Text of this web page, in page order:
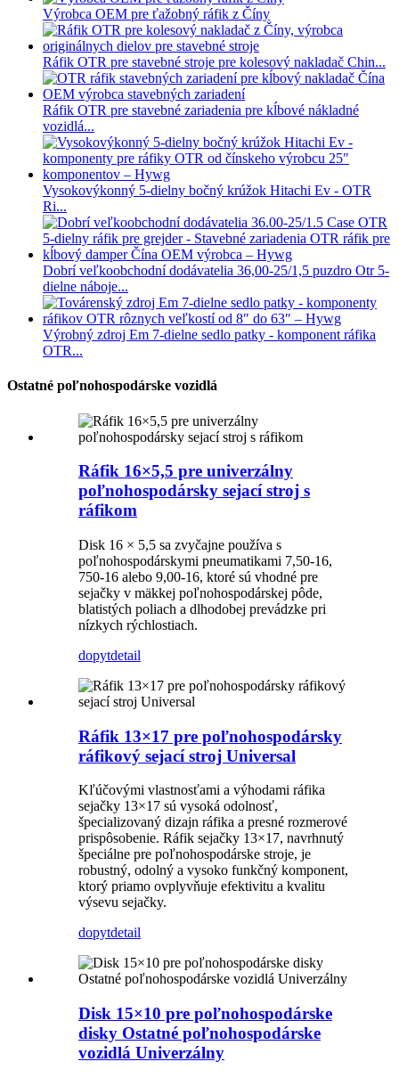
Výrobca OEM pre ťažobný ráfik z Číny
Ráfik OTR pre stavebné stroje pre kolesový nakladač Chin...
Ráfik OTR pre stavebné zariadenia pre kĺbové nákladné
vozidlá...
Vysokovýkonný 5-dielny bočný krúžok Hitachi Ev - OTR
Ri...
Dobrí veľkoobchodní dodávatelia 36,00-25/1,5 puzdro Otr 5-
dielne náboje...
Výrobný zdroj Em 7-dielne sedlo patky - komponent ráfika
OTR...
Ostatné poľnohospodárske vozidlá
Ráfik 16×5,5 pre univerzálny
poľnohospodársky sejací stroj s
ráfikom
Disk 16 × 5,5 sa zvyčajne používa s
poľnohospodárskymi pneumatikami 7,50-16,
750-16 alebo 9,00-16, ktoré sú vhodné pre
sejačky v mäkkej poľnohospodárskej pôde,
blatistých poliach a dlhodobej prevádzke pri
nízkych rýchlostiach.
dopytdetail
Ráfik 13×17 pre poľnohospodársky
ráfikový sejací stroj Universal
Kľúčovými vlastnosťami a výhodami ráfika
sejačky 13×17 sú vysoká odolnosť,
špecializovaný dizajn ráfika a presné rozmerové
prispôsobenie. Ráfik sejačky 13×17, navrhnutý
špeciálne pre poľnohospodárske stroje, je
robustný, odolný a vysoko funkčný komponent,
ktorý priamo ovplyvňuje efektivitu a kvalitu
výsevu sejačky.
dopytdetail
Disk 15×10 pre poľnohospodárske
disky Ostatné poľnohospodárske
vozidlá Univerzálny